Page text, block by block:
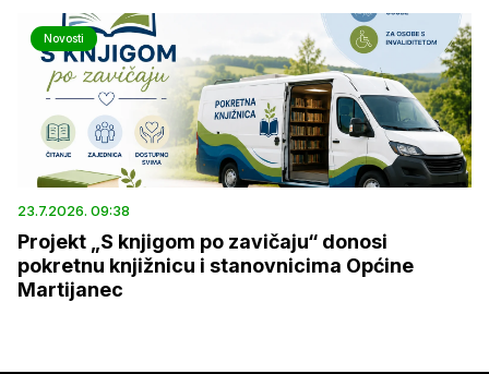
Novosti
23.7.2026. 09:38
Projekt „S knjigom po zavičaju“ donosi
pokretnu knjižnicu i stanovnicima Općine
Martijanec